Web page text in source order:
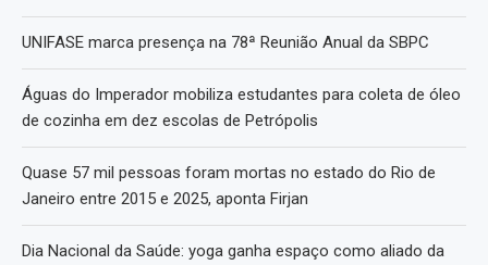
UNIFASE marca presença na 78ª Reunião Anual da SBPC
Águas do Imperador mobiliza estudantes para coleta de óleo
de cozinha em dez escolas de Petrópolis
Quase 57 mil pessoas foram mortas no estado do Rio de
Janeiro entre 2015 e 2025, aponta Firjan
Dia Nacional da Saúde: yoga ganha espaço como aliado da